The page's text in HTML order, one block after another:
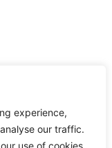
experience,
our traffic.
use of cookies.